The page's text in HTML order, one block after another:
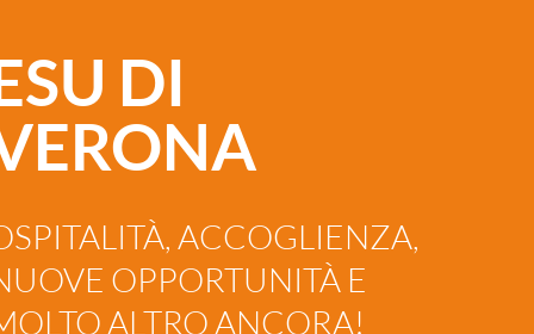
DI
ACCOGLIENZA,
OPPORTUNITÀ E
ALTRO ANCORA!